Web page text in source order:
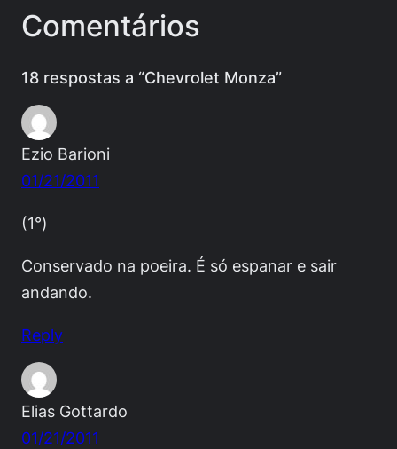
Comentários
18 respostas a “Chevrolet Monza”
Ezio Barioni
01/21/2011
(1°)
Conservado na poeira. É só espanar e sair
andando.
Reply
Elias Gottardo
01/21/2011